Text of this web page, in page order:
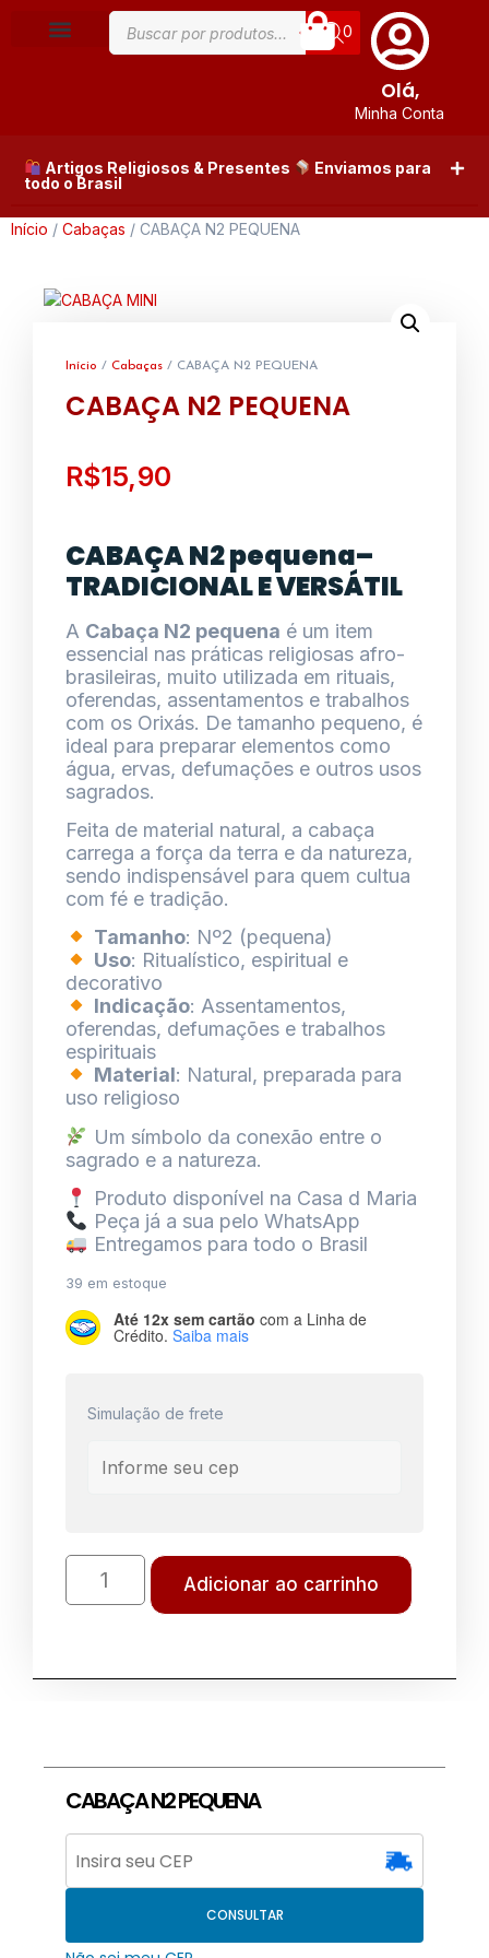
Olá,
Minha Conta
0
Artigos Religiosos & Presentes
Enviamos para
todo o Brasil
Início / Cabaças / CABAÇA N2 PEQUENA
Início / Cabaças / CABAÇA N2 PEQUENA
CABAÇA N2 PEQUENA
R$15,90
CABAÇA N2 pequena–
TRADICIONAL E VERSÁTIL
A Cabaça N2 pequena é um item
essencial nas práticas religiosas afro-
brasileiras, muito utilizada em rituais,
oferendas, assentamentos e trabalhos
com os Orixás. De tamanho pequeno, é
ideal para preparar elementos como
água, ervas, defumações e outros usos
sagrados.
Feita de material natural, a cabaça
carrega a força da terra e da natureza,
sendo indispensável para quem cultua
com fé e tradição.
Tamanho: Nº2 (pequena)
Uso: Ritualístico, espiritual e
decorativo
Indicação: Assentamentos,
oferendas, defumações e trabalhos
espirituais
Material: Natural, preparada para
uso religioso
Um símbolo da conexão entre o
sagrado e a natureza.
Produto disponível na Casa d Maria
Peça já a sua pelo WhatsApp
Entregamos para todo o Brasil
39 em estoque
Até 12x sem cartão com a Linha de
Crédito. Saiba mais
Simulação de frete
Adicionar ao carrinho
CABAÇA N2 PEQUENA
CONSULTAR